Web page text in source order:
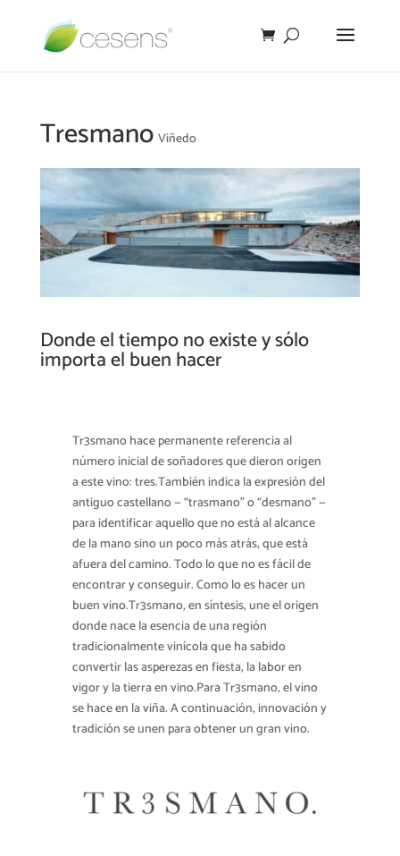
Tresmano Viñedo
Donde el tiempo no existe y sólo
importa el buen hacer
Tr3smano hace permanente referencia al
número inicial de soñadores que dieron origen
a este vino: tres.También indica la expresión del
antiguo castellano — “trasmano” o “desmano” —
para identificar aquello que no está al alcance
de la mano sino un poco más atrás, que está
afuera del camino. Todo lo que no es fácil de
encontrar y conseguir. Como lo es hacer un
buen vino.Tr3smano, en síntesis, une el origen
donde nace la esencia de una región
tradicionalmente vinícola que ha sabido
convertir las asperezas en fiesta, la labor en
vigor y la tierra en vino.Para Tr3smano, el vino
se hace en la viña. A continuación, innovación y
tradición se unen para obtener un gran vino.